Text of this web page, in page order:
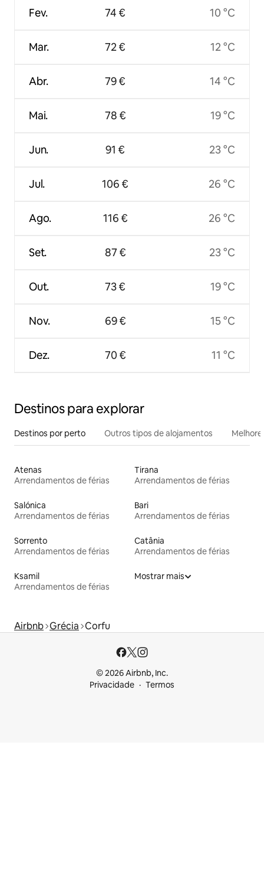
Fev.
Mar.
Abr.
Mai.
Jun.
Jul.
Ago.
Set.
Out.
Nov.
Dez.
74 €
72 €
79 €
78 €
91 €
106 €
116 €
87 €
73 €
69 €
70 €
10 °C
12 °C
14 °C
19 °C
23 °C
26 °C
26 °C
23 °C
19 °C
15 °C
11 °C
Destinos para explorar
Destinos por perto Outros tipos de alojamentos
Atenas
Arrendamentos de férias
Tirana
Arrendamentos de férias
Salónica
Arrendamentos de férias
Bari
Arrendamentos de férias
Sorrento
Arrendamentos de férias
Catânia
Arrendamentos de férias
Ksamil
Arrendamentos de férias
Mostrar mais
Airbnb Grécia Corfu
© 2026 Airbnb, Inc.
Privacidade
Termos